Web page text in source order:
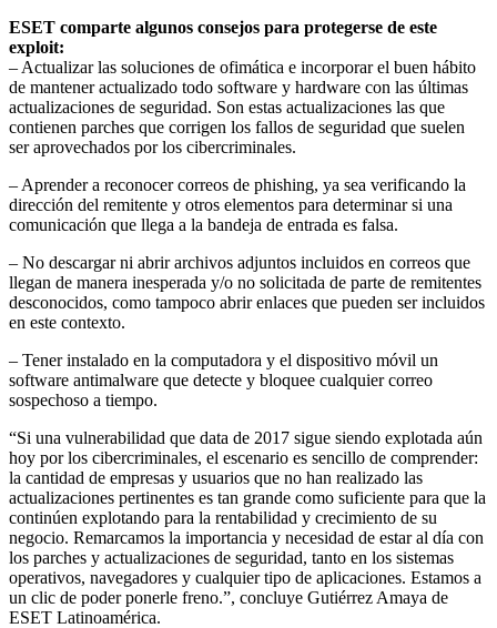
ESET comparte algunos consejos para protegerse de este
exploit:
– Actualizar las soluciones de ofimática e incorporar el buen hábito
de mantener actualizado todo software y hardware con las últimas
actualizaciones de seguridad. Son estas actualizaciones las que
contienen parches que corrigen los fallos de seguridad que suelen
ser aprovechados por los cibercriminales.
– Aprender a reconocer correos de phishing, ya sea verificando la
dirección del remitente y otros elementos para determinar si una
comunicación que llega a la bandeja de entrada es falsa.
– No descargar ni abrir archivos adjuntos incluidos en correos que
llegan de manera inesperada y/o no solicitada de parte de remitentes
desconocidos, como tampoco abrir enlaces que pueden ser incluidos
en este contexto.
– Tener instalado en la computadora y el dispositivo móvil un
software antimalware que detecte y bloquee cualquier correo
sospechoso a tiempo.
“Si una vulnerabilidad que data de 2017 sigue siendo explotada aún
hoy por los cibercriminales, el escenario es sencillo de comprender:
la cantidad de empresas y usuarios que no han realizado las
actualizaciones pertinentes es tan grande como suficiente para que la
continúen explotando para la rentabilidad y crecimiento de su
negocio. Remarcamos la importancia y necesidad de estar al día con
los parches y actualizaciones de seguridad, tanto en los sistemas
operativos, navegadores y cualquier tipo de aplicaciones. Estamos a
un clic de poder ponerle freno.”, concluye Gutiérrez Amaya de
ESET Latinoamérica.